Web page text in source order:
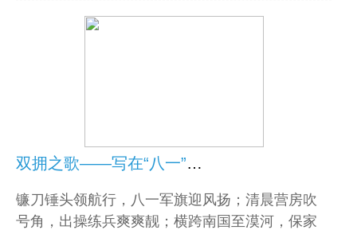
双拥之歌——写在“八一”建军节前夕
镰刀锤头领航行，八一军旗迎风扬；清晨营房吹
号角，出操练兵爽爽靓；横跨南国至漠河，保家